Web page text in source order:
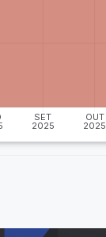
SET
2025
OUT
2025